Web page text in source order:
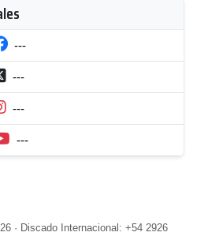
---
---
---
---
· Discado Internacional: +54 2926